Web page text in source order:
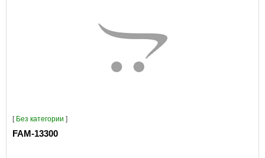
[ Без категории ]
FAM-13300